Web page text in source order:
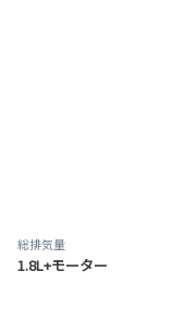
総排気量
1.8L+モーター